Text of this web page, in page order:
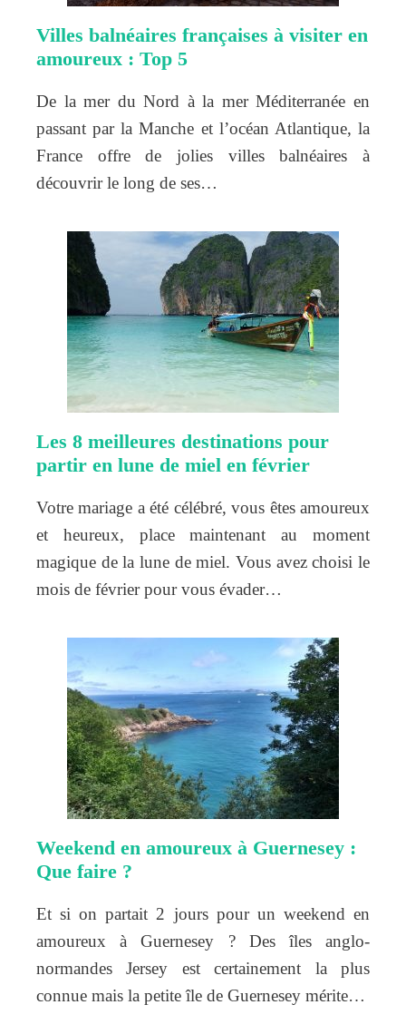
Villes balnéaires françaises à visiter en
amoureux : Top 5
De la mer du Nord à la mer Méditerranée en
passant par la Manche et l’océan Atlantique, la
France offre de jolies villes balnéaires à
découvrir le long de ses…
Les 8 meilleures destinations pour
partir en lune de miel en février
Votre mariage a été célébré, vous êtes amoureux
et heureux, place maintenant au moment
magique de la lune de miel. Vous avez choisi le
mois de février pour vous évader…
Weekend en amoureux à Guernesey :
Que faire ?
Et si on partait 2 jours pour un weekend en
amoureux à Guernesey ? Des îles anglo-
normandes Jersey est certainement la plus
connue mais la petite île de Guernesey mérite…